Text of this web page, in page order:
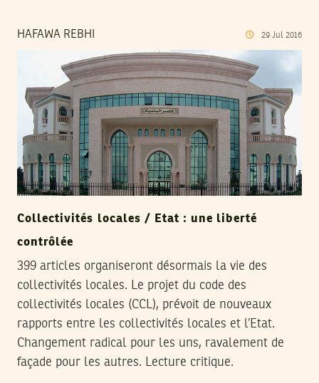
HAFAWA REBHI 29 Jul 2016
Collectivités locales / Etat : une liberté
contrôlée
399 articles organiseront désormais la vie des
collectivités locales. Le projet du code des
collectivités locales (CCL), prévoit de nouveaux
rapports entre les collectivités locales et l’Etat.
Changement radical pour les uns, ravalement de
façade pour les autres. Lecture critique.